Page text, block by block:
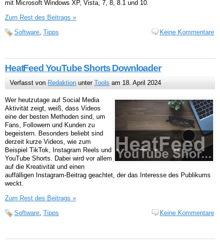
mit Microsoft Windows XP, Vista, 7, 8, 8.1 und 10.
Zum Rest des Beitrags »
Software Tipps Keine Kommentare
HeatFeed YouTube Shorts Downloader
Verfasst von Redaktion unterTools am 18. April 2024
Wer heutzutage auf Social Media
Aktivität zeigt, weiß, dass Videos
eine der besten Methoden sind, um
Fans, Followern und Kunden zu
begeistern. Besonders beliebt sind
derzeit kurze Videos, wie zum
Beispiel TikTok, Instagram Reels und
YouTube Shorts. Dabei wird vor allem
auf die Kreativität und einen
auffälligen Instagram-Beitrag geachtet, der das Interesse des Publikums
weckt.
Zum Rest des Beitrags »
Software Tipps Keine Kommentare